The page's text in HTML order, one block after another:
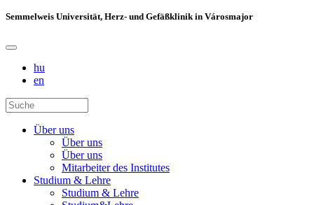
Semmelweis Universität, Herz- und Gefäßklinik in Városmajor
hu
en
Über uns
Über uns
Über uns
Mitarbeiter des Institutes
Studium & Lehre
Studium & Lehre